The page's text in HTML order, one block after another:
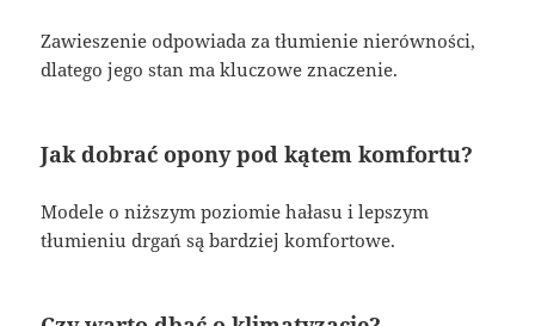
Zawieszenie odpowiada za tłumienie nierówności,
dlatego jego stan ma kluczowe znaczenie.
Jak dobrać opony pod kątem komfortu?
Modele o niższym poziomie hałasu i lepszym
tłumieniu drgań są bardziej komfortowe.